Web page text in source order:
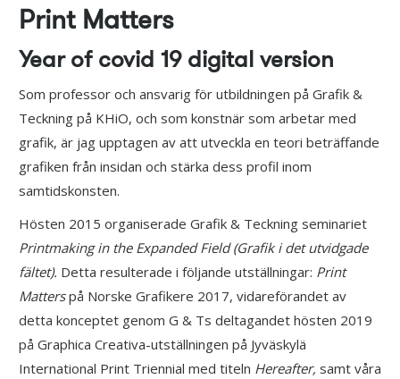
Print Matters
Year of covid 19 digital version
Som professor och ansvarig för utbildningen på Grafik &
Teckning på KHiO, och som konstnär som arbetar med
grafik, är jag upptagen av att utveckla en teori beträffande
grafiken från insidan och stärka dess profil inom
samtidskonsten.
Hösten 2015 organiserade Grafik & Teckning seminariet
Printmaking in the Expanded Field (Grafik idet utvidgade
fältet). Detta resulterade i följande utställningar: Print
Matterspå Norske Grafikere 2017, vidareförandet av
detta konceptet genom G & Ts deltagandet hösten 2019
på Graphica Creativa-utställningen på Jyväskylä
International Print Triennial med titeln Hereafter, samt våra